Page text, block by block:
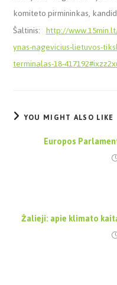
komiteto pirmininkas,
Šaltinis:http://
ynas-nagevicius-lietuvos-
terminalas-18-
YOU MIGHT ALSO LIKE
Europos
Žalieji: apie klimato